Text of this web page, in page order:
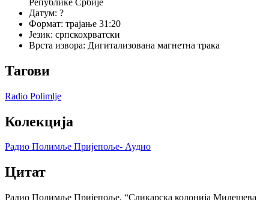
Датум: ?
Формат: трајање 31:20
Језик: српскохрватски
Врста извора: Дигитализована магнетна трака
Тагови
Radio Polimlje
Колекција
Радио Полимље Пријепоље- Аудио
Цитат
Радио Полимље Пријепоље, “Сликарска колонија Милешева